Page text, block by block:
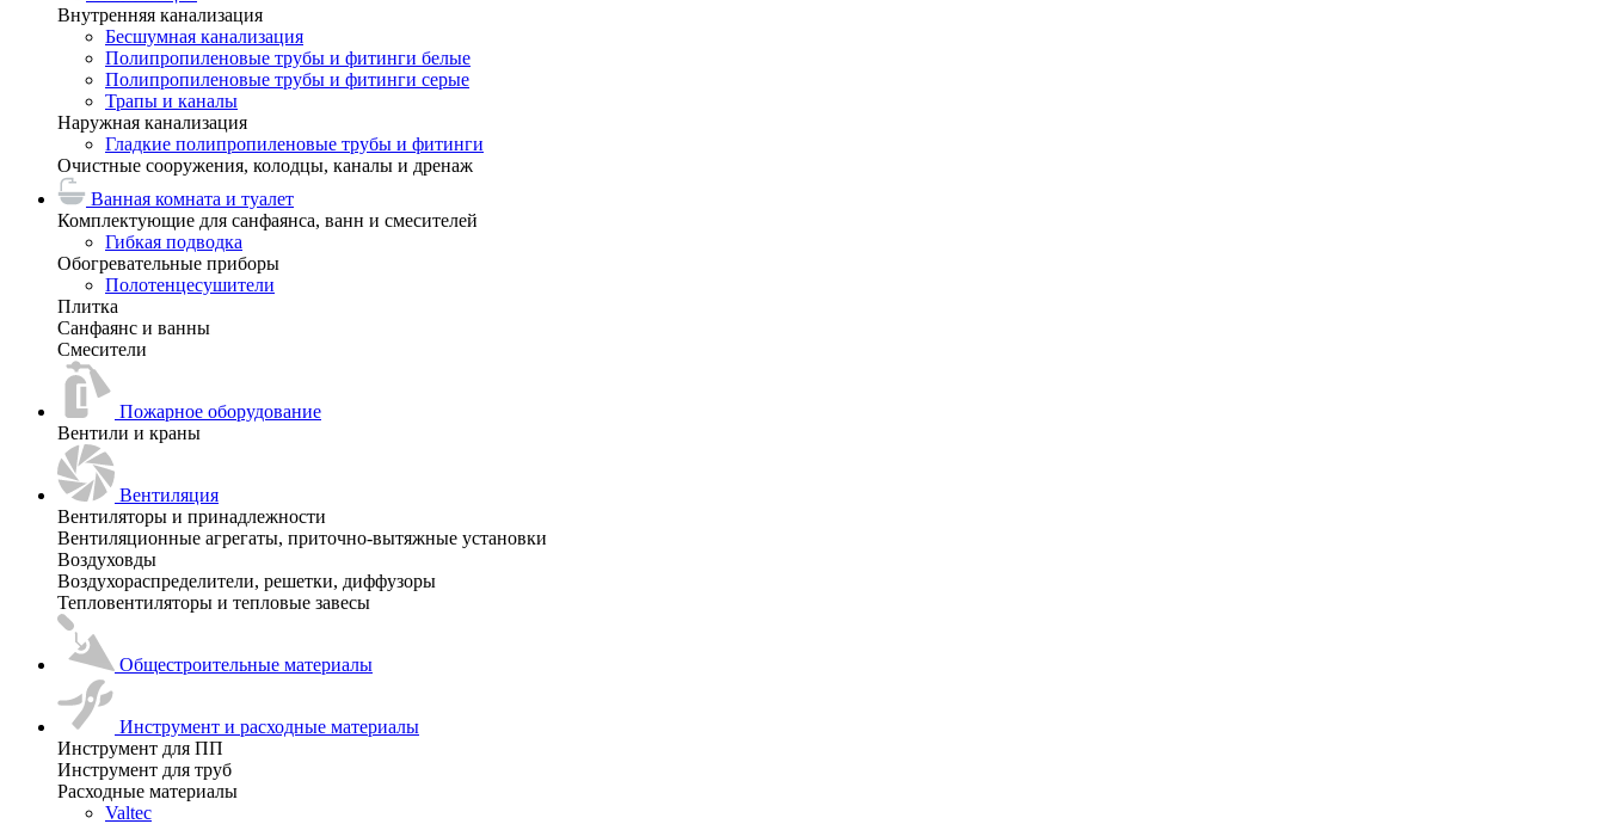
Внутренняя канализация
Бесшумная канализация
Полипропиленовые трубы и фитинги белые
Полипропиленовые трубы и фитинги серые
Трапы и каналы
Наружная канализация
Гладкие полипропиленовые трубы и фитинги
Очистные сооружения, колодцы, каналы и дренаж
Ванная комната и туалет
Комплектующие для санфаянса, ванн и смесителей
Гибкая подводка
Обогревательные приборы
Полотенцесушители
Плитка
Санфаянс и ванны
Смесители
Пожарное оборудование
Вентили и краны
Вентиляция
Вентиляторы и принадлежности
Вентиляционные агрегаты, приточно-вытяжные установки
Воздуховды
Воздухораспределители, решетки, диффузоры
Тепловентиляторы и тепловые завесы
Общестроительные материалы
Инструмент и расходные материалы
Инструмент для ПП
Инструмент для труб
Расходные материалы
Valtec